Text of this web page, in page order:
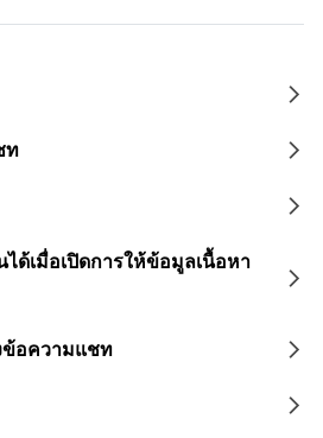
ท
ด้เมื่อเปิดการให้ข้อมูลเนื้อหา
ข้อความแชท